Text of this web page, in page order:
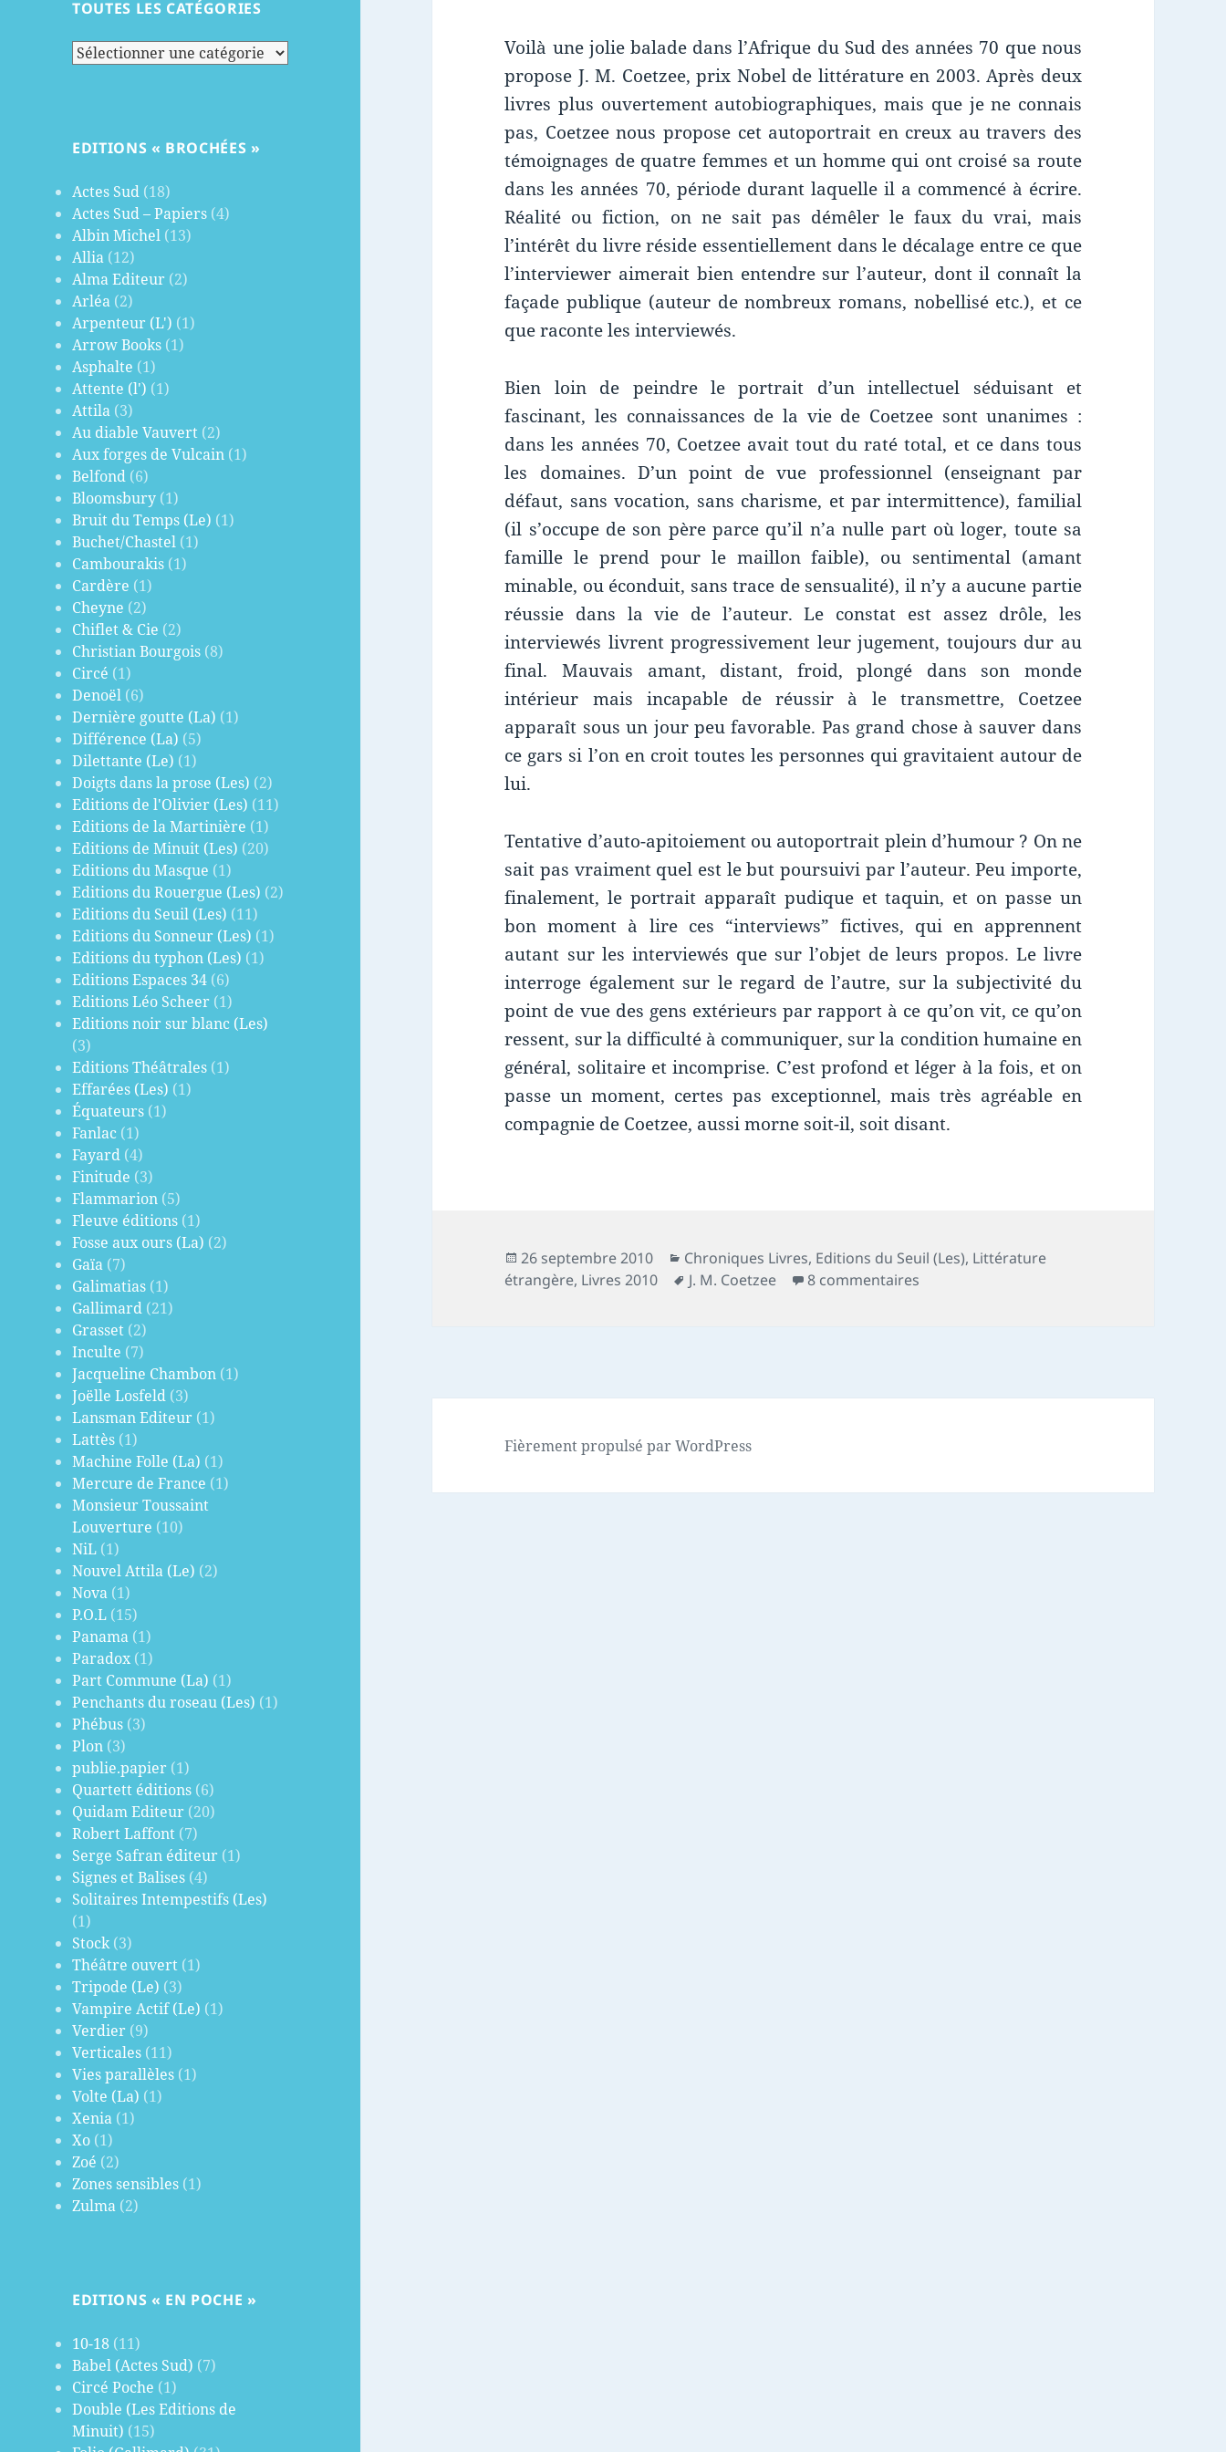
TOUTES LES CATÉGORIES
Toutes
EDITIONS « BROCHÉES »
Actes Sud (18)
Actes Sud – Papiers (4)
Albin Michel (13)
Allia (12)
Alma Editeur (2)
Arléa (2)
Arpenteur (L') (1)
Arrow Books (1)
Asphalte (1)
Attente (l') (1)
Attila (3)
Au diable Vauvert (2)
Aux forges de Vulcain (1)
Belfond (6)
Bloomsbury (1)
Bruit du Temps (Le) (1)
Buchet/Chastel (1)
Cambourakis (1)
Cardère (1)
Cheyne (2)
Chiflet & Cie (2)
Christian Bourgois (8)
Circé (1)
Denoël (6)
Dernière goutte (La) (1)
Différence (La) (5)
Dilettante (Le) (1)
Doigts dans la prose (Les) (2)
Editions de l'Olivier (Les) (11)
Editions de la Martinière (1)
Editions de Minuit (Les) (20)
Editions du Masque (1)
Editions du Rouergue (Les) (2)
Editions du Seuil (Les) (11)
Editions du Sonneur (Les) (1)
Editions du typhon (Les) (1)
Editions Espaces 34 (6)
Editions Léo Scheer (1)
Editions noir sur blanc (Les)
(3)
Editions Théâtrales (1)
Effarées (Les) (1)
Équateurs (1)
Fanlac (1)
Fayard (4)
Finitude (3)
Flammarion (5)
Fleuve éditions (1)
Fosse aux ours (La) (2)
Gaïa (7)
Galimatias (1)
Gallimard (21)
Grasset (2)
Inculte (7)
Jacqueline Chambon (1)
Joëlle Losfeld (3)
Lansman Editeur (1)
Lattès (1)
Machine Folle (La) (1)
Mercure de France (1)
Monsieur Toussaint
Louverture (10)
NiL (1)
Nouvel Attila (Le) (2)
Nova (1)
P.O.L (15)
Panama (1)
Paradox (1)
Part Commune (La) (1)
Penchants du roseau (Les) (1)
Phébus (3)
Plon (3)
publie.papier (1)
Quartett éditions (6)
Quidam Editeur (20)
Robert Laffont (7)
Serge Safran éditeur (1)
Signes et Balises (4)
Solitaires Intempestifs (Les)
(1)
Stock(3)
Théâtre ouvert (1)
Tripode (Le) (3)
Vampire Actif (Le) (1)
Verdier (9)
Verticales (11)
Vies parallèles (1)
Volte (La) (1)
Xenia (1)
Xo (1)
Zoé (2)
Zones sensibles (1)
Zulma (2)
EDITIONS « EN POCHE »
10-18 (11)
Babel (Actes Sud) (7)
Circé Poche (1)
Double (Les Editions de
Minuit) (15)
Voilà une jolie balade dans l’Afrique du Sud des années 70 que nous
propose J. M. Coetzee, prix Nobel de littérature en 2003. Après deux
livres plus ouvertement autobiographiques, mais que je ne connais
pas, Coetzee nous propose cet autoportrait en creux au travers des
témoignages de quatre femmes et un homme qui ont croisé sa route
dans les années 70, période durant laquelle il a commencé à écrire.
Réalité ou fiction, on ne sait pas démêler le faux du vrai, mais
l’intérêt du livre réside essentiellement dans le décalage entre ce que
l’interviewer aimerait bien entendre sur l’auteur, dont il connaît la
façade publique (auteur de nombreux romans, nobellisé etc.), et ce
que raconte les interviewés.
Bien loin de peindre le portrait d’un intellectuel séduisant et
fascinant, les connaissances de la vie de Coetzee sont unanimes :
dans les années 70, Coetzee avait tout du raté total, et ce dans tous
les domaines. D’un point de vue professionnel (enseignant par
défaut, sans vocation, sans charisme, et par intermittence), familial
(il s’occupe de son père parce qu’il n’a nulle part où loger, toute sa
famille le prend pour le maillon faible), ou sentimental (amant
minable, ou éconduit, sans trace de sensualité), il n’y a aucune partie
réussie dans la vie de l’auteur. Le constat est assez drôle, les
interviewés livrent progressivement leur jugement, toujours dur au
final. Mauvais amant, distant, froid, plongé dans son monde
intérieur mais incapable de réussir à le transmettre, Coetzee
apparaît sous un jour peu favorable. Pas grand chose à sauver dans
ce gars si l’on en croit toutes les personnes qui gravitaient autour de
lui.
Tentative d’auto-apitoiement ou autoportrait plein d’humour ? On ne
sait pas vraiment quel est le but poursuivi par l’auteur. Peu importe,
finalement, le portrait apparaît pudique et taquin, et on passe un
bon moment à lire ces “interviews” fictives, qui en apprennent
autant sur les interviewés que sur l’objet de leurs propos. Le livre
interroge également sur le regard de l’autre, sur la subjectivité du
point de vue des gens extérieurs par rapport à ce qu’on vit, ce qu’on
ressent, sur la difficulté à communiquer, sur la condition humaine en
général, solitaire et incomprise. C’est profond et léger à la fois, et on
passe un moment, certes pas exceptionnel, mais très agréable en
compagnie de Coetzee, aussi morne soit-il, soit disant.
Publié
le
26 septembre 2010 Catégories
Chroniques Livres, Editions du Seuil (Les), Littérature
étrangère, Livres 2010
Mots-
J. M. Coetzee 8 commentaires
Fièrement propulsé par WordPress